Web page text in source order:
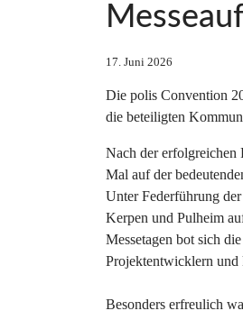
17. Juni 2026
Die polis Convention
die beteiligten
Nach der erfolgreichen
Mal auf der
Unter Federführung
Kerpen und Pulheim
Messetagen bot sich
Projektentwicklern und
Besonders erfreulich